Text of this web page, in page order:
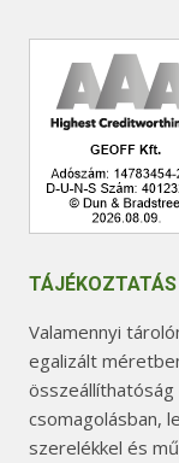
TÁJÉKOZTATÁS
Valamennyi
egalizált
csomagolásban,
szerelékkel és